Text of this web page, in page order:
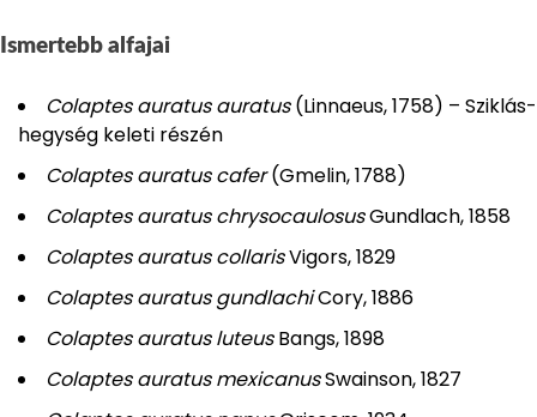
Ismertebb alfajai
Colaptes auratus auratus(Linnaeus, 1758) – Sziklás-
hegység keleti részén
Colaptes auratus cafer(Gmelin, 1788)
Colaptes auratus chrysocaulosusGundlach, 1858
Colaptes auratus collarisVigors, 1829
Colaptes auratus gundlachiCory, 1886
Colaptes auratus luteusBangs, 1898
Colaptes auratus mexicanusSwainson, 1827